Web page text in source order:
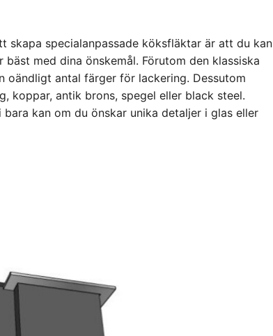
skapa specialanpassade köksfläktar är att du kan
med dina önskemål. Förutom den klassiska
antal färger för lackering. Dessutom
koppar, antik brons, spegel eller black steel.
kan om du önskar unika detaljer i glas eller